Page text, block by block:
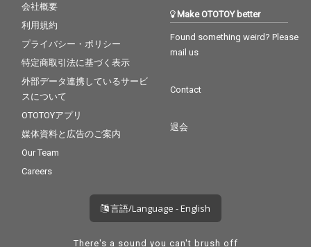
会社概要
利用規約
プライバシー・ポリシー
特定商取引法に基づく表示
外部データ連携しているサービ
スについて
OTOTOYアプリ
媒体資料と広告のご案内
Our Team
Careers
Make OTOTOY better
Found something weird? Please
mail us
Contact
退会
言語/Language - English
There's a sound you can't brush off